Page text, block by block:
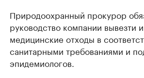
Природоохранный прокурор
руководство компании вывезти
медицинские отходы в
санитарными требованиями и
эпидемиологов.